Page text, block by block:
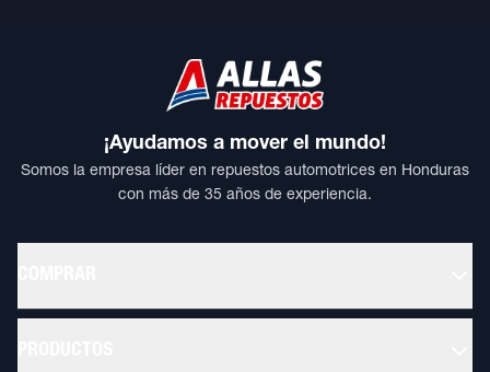
¡Ayudamos a mover el mundo!
Somos la empresa líder en repuestos automotrices en Honduras
con más de 35 años de experiencia.